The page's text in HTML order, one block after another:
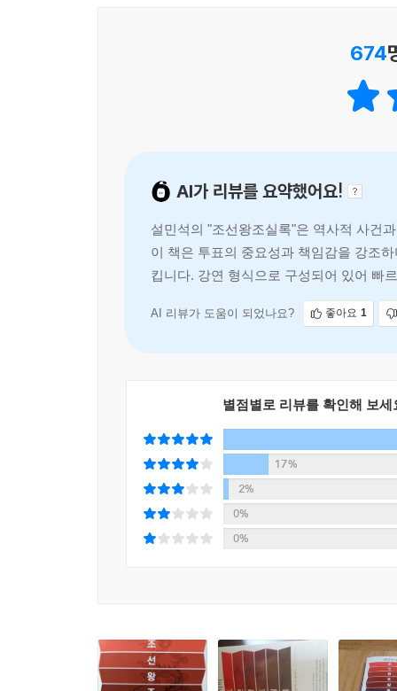
자식인 백성을 버리고 자기만 살려고 도망을 치
만나면 외척들이 판을 치는 세상에서 일생이 고
있는 소중한 투표권이 있습니다. 그렇다면 어떻
야 가능한 일일 겁니다. 우리 손으로 직접 세종을
---「에필로그」중에서
· 성군과 폭군, 존재감 없이 무능했던 왕들을 역사
나아가, 이 책의 백미는 기존의 역사책이 가진
학생부터 성인까지 모두에게,
철저하게 기획된 대중 인문교양서
최근 역사에 대한 콘텐츠가 다시 쏟아져 나오
평가하는 안목'과 '미래를 바라보는 혜안'을 얻을
674
AI가 리뷰를 요약했어요!
설민석의 "조선왕조실록"은 역사적 사건
이 책은 투표의 중요성과 책임감을 강조
킵니다. 강연 형식으로 구성되어 있어 빠
AI 리뷰가 도움이 되었나요? 좋아요 1
별점별로 리뷰를 확인해 보세
17%
2%
0%
0%